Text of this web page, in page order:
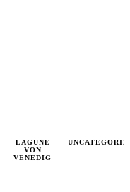
LAGUNE
VON
VENEDIG